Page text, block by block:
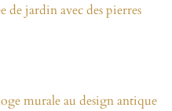
de jardin avec des pierres
murale au design antique